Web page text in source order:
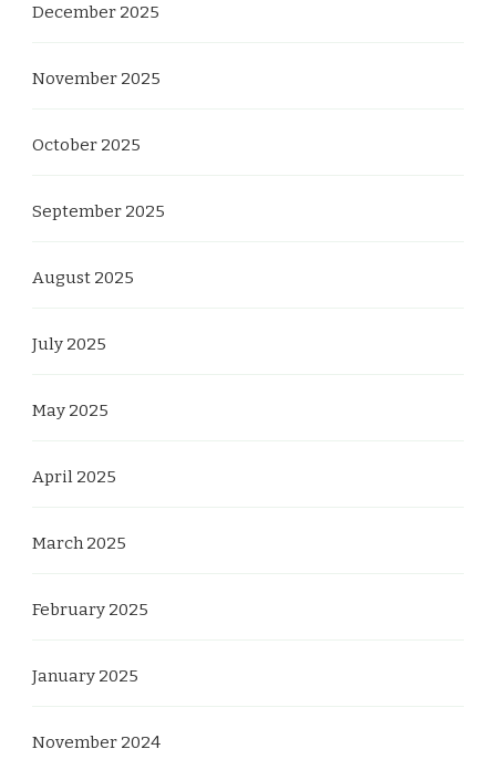
December 2025
November 2025
October 2025
September 2025
August 2025
July 2025
May 2025
April 2025
March 2025
February 2025
January 2025
November 2024